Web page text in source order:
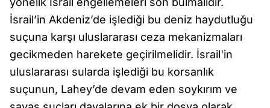
İsrail’in Akdeniz’de işlediği bu deniz haydutluğu
suçuna karşı uluslararası ceza mekanizmaları
gecikmeden harekete geçirilmelidir. İsrail'in
uluslararası sularda işlediği bu korsanlık
suçunun, Lahey’de devam eden soykırım ve